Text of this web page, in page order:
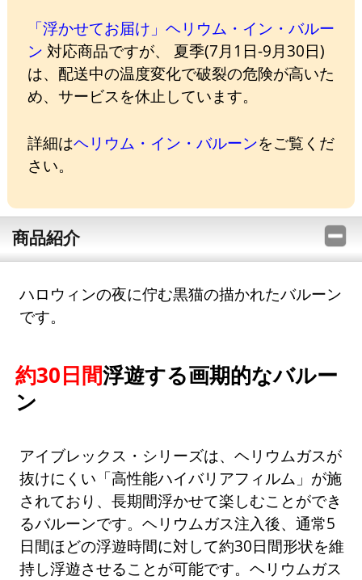
「浮かせてお届け」ヘリウム・イン・バルー
ン 対応商品ですが、 夏季(7月1日-9月30日)
は、配送中の温度変化で破裂の危険が高いた
め、サービスを休止しています。
詳細はヘリウム・イン・バルーンをご覧くだ
さい。
商品紹介
ハロウィンの夜に佇む黒猫の描かれたバルーン
です。
約30日間浮遊する画期的なバルー
ン
アイブレックス・シリーズは、ヘリウムガスが
抜けにくい「高性能ハイバリアフィルム」が施
されており、長期間浮かせて楽しむことができ
るバルーンです。ヘリウムガス注入後、通常5
日間ほどの浮遊時間に対して約30日間形状を維
持し浮遊させることが可能です。ヘリウムガス